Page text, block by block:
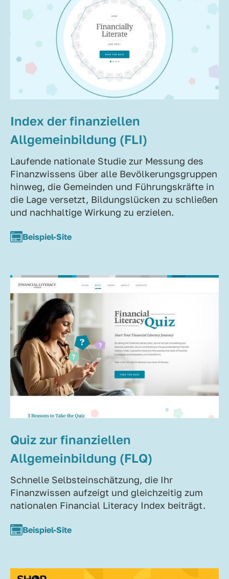
Index der finanziellen
Allgemeinbildung (FLI)
Laufende nationale Studie zur Messung des
Finanzwissens über alle Bevölkerungsgruppen
hinweg, die Gemeinden und Führungskräfte in
die Lage versetzt, Bildungslücken zu schließen
und nachhaltige Wirkung zu erzielen.
Beispiel-Site
Quiz zur finanziellen
Allgemeinbildung (FLQ)
Schnelle Selbsteinschätzung, die Ihr
Finanzwissen aufzeigt und gleichzeitig zum
nationalen Financial Literacy Index beiträgt.
Beispiel-Site